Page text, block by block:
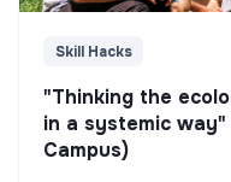
Skill Hacks
"Thinking the
in a systemic
Campus)